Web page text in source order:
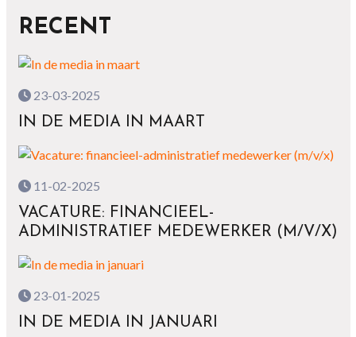
RECENT
23-03-2025
IN DE MEDIA IN MAART
11-02-2025
VACATURE: FINANCIEEL-
ADMINISTRATIEF MEDEWERKER (M/V/X)
23-01-2025
IN DE MEDIA IN JANUARI